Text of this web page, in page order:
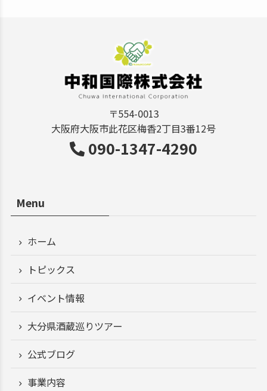
〒554-0013
大阪府大阪市此花区梅香2丁目3番12号
090-1347-4290
Menu
ホーム
トピックス
イベント情報
大分県酒蔵巡りツアー
公式ブログ
事業内容